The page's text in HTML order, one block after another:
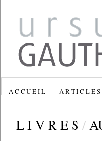
A C C U E I L A R T I C L E S
L I V R E S /